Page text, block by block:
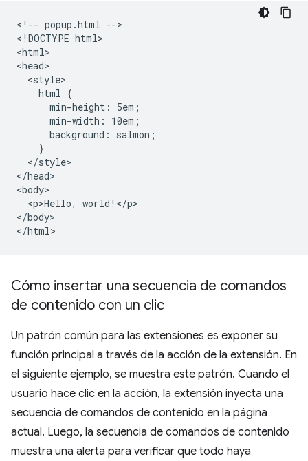
<!-- popup.html -->
<!DOCTYPE html>
<html>
<head>
  <style>
    html {
      min-height: 5em;
      min-width: 10em;
      background: salmon;
    }
  </style>
</head>
<body>
  <p>Hello, world!</p>
</body>
Cómo insertar una secuencia de comandos
de contenido con un clic
Un patrón común para las extensiones es exponer su
función principal a través de la acción de la extensión. En
el siguiente ejemplo, se muestra este patrón. Cuando el
usuario hace clic en la acción, la extensión inyecta una
secuencia de comandos de contenido en la página
actual. Luego, la secuencia de comandos de contenido
muestra una alerta para verificar que todo haya